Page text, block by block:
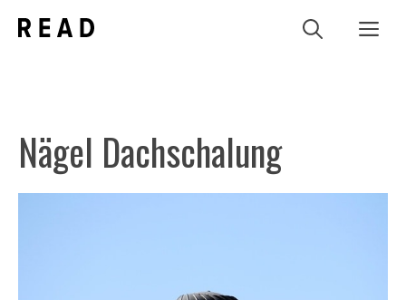
Inhalt
Nägel Dachschalung